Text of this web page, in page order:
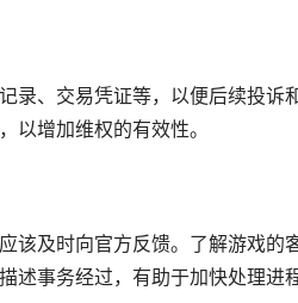
录、交易凭证等，以便后续投诉
以增加维权的有效性。
该及时向官方反馈。了解游戏的
述事务经过，有助于加快处理进程